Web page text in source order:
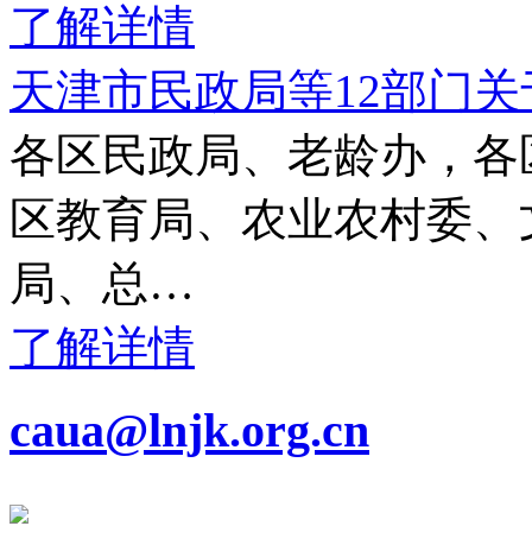
了解详情
天津市民政局等12部门
各区民政局、老龄办，
区教育局、农业农村委
局、总…
了解详情
caua@lnjk.org.cn